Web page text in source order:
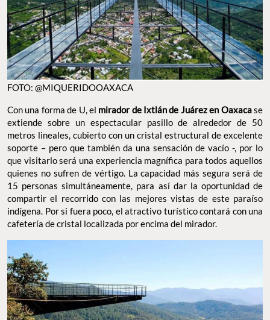
FOTO: @MIQUERIDOOAXACA
Con una forma de U, el mirador de Ixtlán de Juárez en Oaxacase
extiende sobre un espectacular pasillo de alrededor de 50
metros lineales, cubierto con un cristal estructural de excelente
soporte – pero que también da una sensación de vacío -, por lo
que visitarlo será una experiencia magnífica para todos aquellos
quienes no sufren de vértigo. La capacidad más segura será de
15 personas simultáneamente, para así dar la oportunidad de
compartir el recorrido con las mejores vistas de este paraíso
indígena. Por si fuera poco, el atractivo turístico contará con una
cafetería de cristal localizada por encima del mirador.